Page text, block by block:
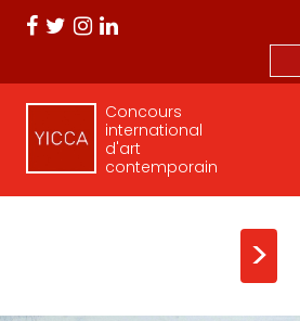
Concours
international
d'art
contemporain
>